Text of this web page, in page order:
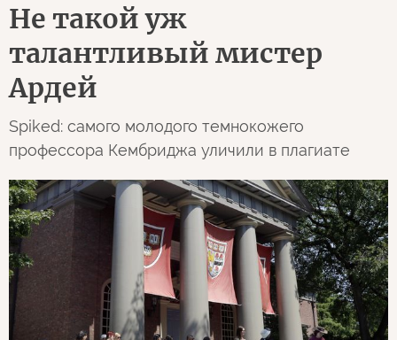
Не такой уж
талантливый мистер
Ардей
Spiked: самого молодого темнокожего
профессора Кембриджа уличили в плагиате